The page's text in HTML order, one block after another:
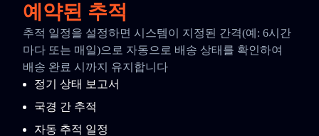
예약된 추적
추적 일정을 설정하면 시스템이 지정된 간격(예: 6시간
마다 또는 매일)으로 자동으로 배송 상태를 확인하여
배송 완료 시까지 유지합니다
정기 상태 보고서
국경 간 추적
자동 추적 일정